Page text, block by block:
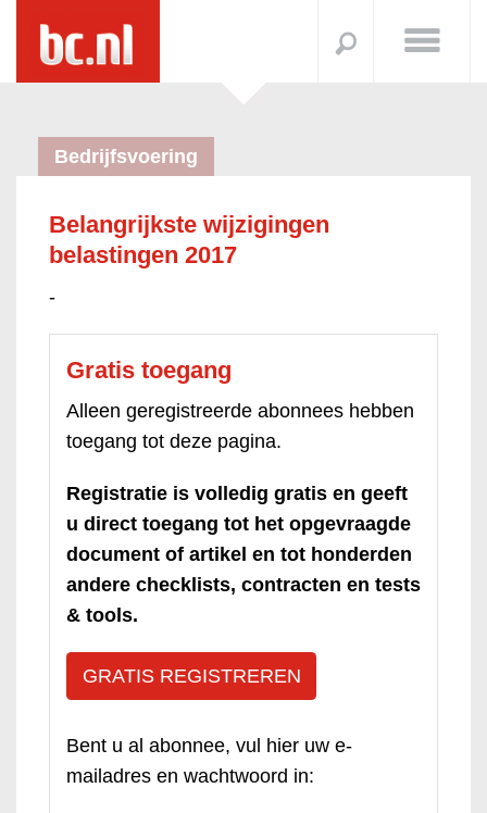
Bedrijfsvoering
Belangrijkste wijzigingen
belastingen 2017
-
Gratis toegang
Alleen geregistreerde abonnees hebben
toegang tot deze pagina.
Registratie is volledig gratis en geeft
u direct toegang tot het opgevraagde
document of artikel en tot honderden
andere checklists, contracten en tests
& tools.
GRATIS REGISTREREN
Bent u al abonnee, vul hier uw e-
mailadres en wachtwoord in: